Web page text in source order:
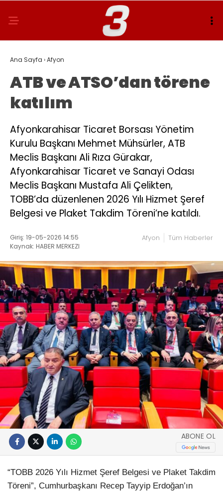
Ana Sayfa ›Afyon
ATB ve ATSO’dan törene
katılım
Afyonkarahisar Ticaret Borsası Yönetim
Kurulu Başkanı Mehmet Mühsürler, ATB
Meclis Başkanı Ali Rıza Gürakar,
Afyonkarahisar Ticaret ve Sanayi Odası
Meclis Başkanı Mustafa Ali Çelikten,
TOBB’da düzenlenen 2026 Yılı Hizmet Şeref
Belgesi ve Plaket Takdim Töreni’ne katıldı.
Giriş: 19-05-2026 14:55
Kaynak: HABER MERKEZI
Afyon Tüm Haberler
ABONE OL
“TOBB 2026 Yılı Hizmet Şeref Belgesi ve Plaket Takdim
Töreni”, Cumhurbaşkanı Recep Tayyip Erdoğan’ın